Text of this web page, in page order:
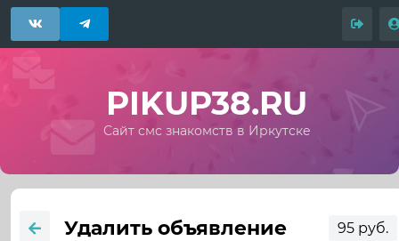
PIKUP38.RU
Сайт смс знакомств в Иркутске
Удалить объявление 95 руб.